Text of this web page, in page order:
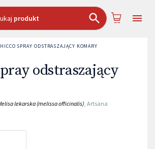
produkt
SPRAY ODSTRASZAJĄCY KOMARY
odstraszający
lekarska (melissa officinalis), Artsana